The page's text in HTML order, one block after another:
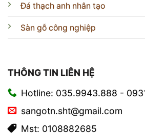
Đá thạch anh nhân tạo
Sàn gỗ công nghiệp
THÔNG TIN LIÊN HỆ
Hotline: 035.9943.888 -
sangotn.sht@gmail.com
Mst: 0108882685